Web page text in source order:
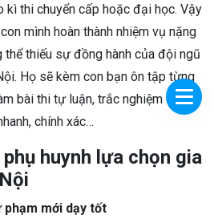
kì thi chuyển cấp hoặc đại học. Vậy
mình hoàn thành nhiệm vụ nặng
thể thiếu sự đồng hành của đội ngũ
Họ sẽ kèm con bạn ôn tập từng
bài thi tự luận, trắc nghiệm và
chính xác…
huynh lựa chọn gia
mới dạy tốt